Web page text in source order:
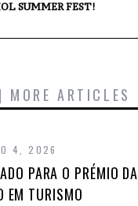
SUMMER FEST!
ARTICLES
4, 2026
PARA O PRÉMIO DA
EM TURISMO